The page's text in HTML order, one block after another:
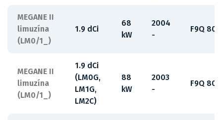
MEGANE II
limuzína
(LM0/1_)
1.9 dCi
68
kW
2004
-
F9Q 808
MEGANE II
limuzína
(LM0/1_)
1.9 dCi
(LM0G,
LM1G,
LM2C)
88
kW
2003
-
F9Q 800